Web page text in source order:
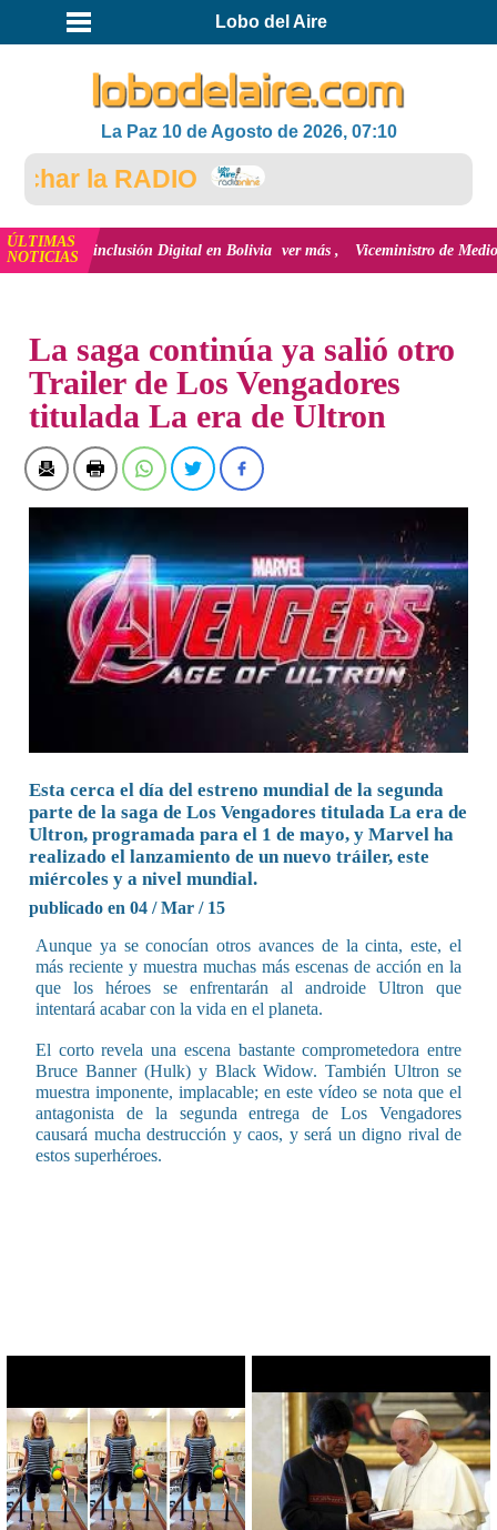
Lobo del Aire
La Paz 10 de Agosto de 2026, 07:10
la RADIO
ÚLTIMAS
NOTICIAS
y la inclusión Digital en Bolivia ver más Viceministro de Medio
La saga continúa ya salió otro
Trailer de Los Vengadores
titulada La era de Ultron
Esta cerca el día del estreno mundial de la segunda
parte de la saga de Los Vengadores titulada La era de
Ultron, programada para el 1 de mayo, y Marvel ha
realizado el lanzamiento de un nuevo tráiler, este
miércoles y a nivel mundial.
publicado en 04 / Mar / 15
Aunque ya se conocían otros avances de la cinta, este, el
más reciente y muestra muchas más escenas de acción en la
que los héroes se enfrentarán al androide Ultron que
intentará acabar con la vida en el planeta.
El corto revela una escena bastante comprometedora entre
Bruce Banner (Hulk) y Black Widow. También Ultron se
muestra imponente, implacable; en este vídeo se nota que el
antagonista de la segunda entrega de Los Vengadores
causará mucha destrucción y caos, y será un digno rival de
estos superhéroes.